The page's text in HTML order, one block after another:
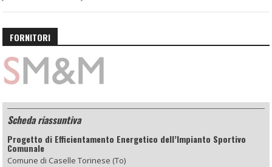
FORNITORI
Scheda riassuntiva
Progetto di Efficientamento Energetico dell’Impianto Sportivo
Comunale
Comune di Caselle Torinese (To)